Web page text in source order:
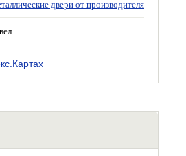
двери от производителя